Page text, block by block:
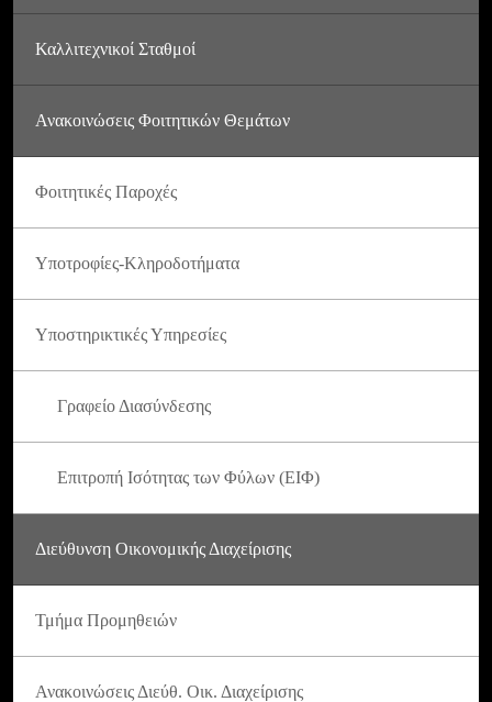
Καλλιτεχνικοί Σταθμοί
Ανακοινώσεις Φοιτητικών Θεμάτων
Φοιτητικές Παροχές
Υποτροφίες-Κληροδοτήματα
Υποστηρικτικές Υπηρεσίες
Γραφείο Διασύνδεσης
Επιτροπή Ισότητας των Φύλων (ΕΙΦ)
Διεύθυνση Οικονομικής Διαχείρισης
Τμήμα Προμηθειών
Ανακοινώσεις Διεύθ. Οικ. Διαχείρισης